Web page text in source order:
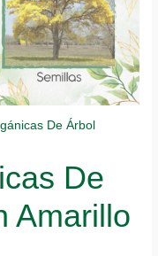
De Árbol
De
Amarillo